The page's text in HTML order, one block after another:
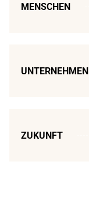
MENSCHEN
UNTERNEHMEN
ZUKUNFT